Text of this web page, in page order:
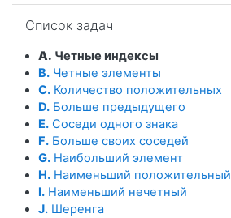
Список задач
A. Четные индексы
B. Четные элементы
C. Количество положительных
D. Больше предыдущего
E. Соседи одного знака
F. Больше своих соседей
G. Наибольший элемент
H. Наименьший положительный
I. Наименьший нечетный
J. Шеренга